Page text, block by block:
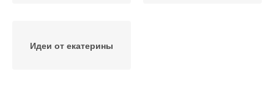
Идеи от екатерины